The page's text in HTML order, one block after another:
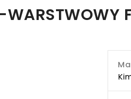
WARSTWOWY